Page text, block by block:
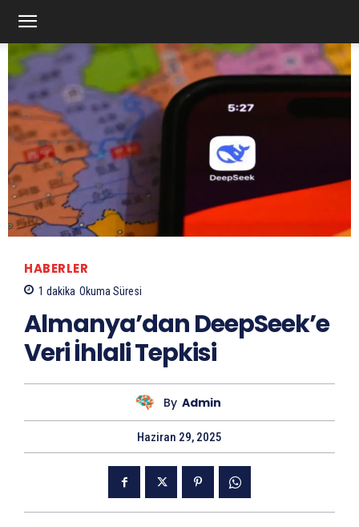
HABERLER
1 dakika Okuma Süresi
Almanya’dan DeepSeek’e
Veri İhlali Tepkisi
By Admin
Haziran 29, 2025